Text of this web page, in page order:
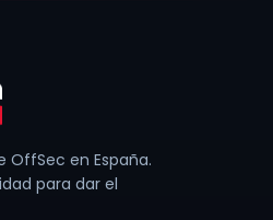
OffSec en España.
para dar el